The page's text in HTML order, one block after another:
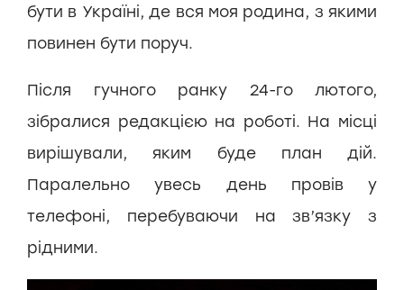
бути в Україні, де вся моя родина, з якими
повинен бути поруч.
Після гучного ранку 24-го лютого,
зібралися редакцією на роботі. На місці
вирішували, яким буде план дій.
Паралельно увесь день провів у
телефоні, перебуваючи на зв’язку з
рідними.